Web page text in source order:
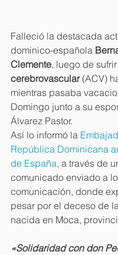
Falleció la destacada
dominico-española
Clemente, luego de
cerebrovascular (ACV)
mientras pasaba
Domingo junto a su
Álvarez Pastor.
Así lo informó la
República Dominicana
de España, a través de
comunicado enviado a
comunicación, donde
pesar por el deceso de
nacida en Moca,
«Solidaridad con don